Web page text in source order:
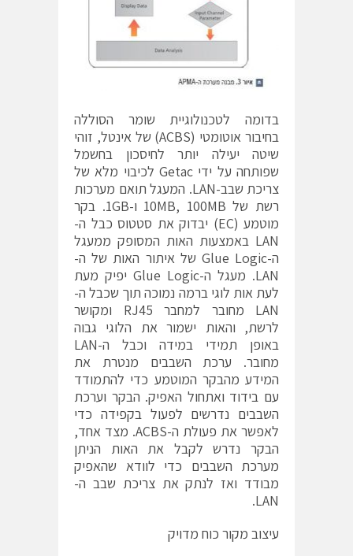
בדומה לטכנולוגיית שומר הסוללה
בחיבור אוטומטי (ACBS) של אינטל, זוהי
שיטה יעילה יותר לחיסכון בחשמל
שפותחה על ידי Getac לכיבוי מלא של
צריכת שבב-LAN. המעגל תואם מערכות
רשת של 10MB, 100MB ו-1GB. בקר
מוטמע (EC) יבדוק את סטטוס כבל ה-
LAN באמצעות האות המסופק ממעגל
ה-Glue Logic של איתור האות של ה-
LAN. מעגל ה-Glue Logic יפיק מעת
לעת אות לוגי ברמה נמוכה תוך שכבל ה-
LAN מחובר למחבר RJ45 ומקושר
לרשת, והאות ישמור את הלוגי גבוה
באופן תמידי במידה וכבל ה-LAN
מחובר. ערכת השבבים מנטרת את
המידע מהבקר המוטמע כדי להתמודד
עם בידוד ואתחול האפיק. הבקר וערכת
השבבים נדרשים לפעול בקפידה כדי
לאפשר את פעולת ה-ACBS. מצד אחד,
הבקר נדרש לקבל את האות הניתן
מערכת השבבים כדי לוודא שהאפיק
מבודד ואז לנתק את צריכת שבב ה-
LAN.
עיצוב מקור כוח מדויק